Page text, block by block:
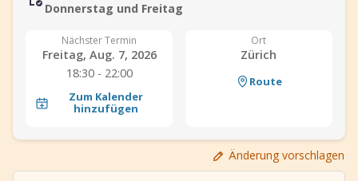
Salsa-Begriffe
Shop
TuneTempo
+
Donnerstag und Freitag
Nächster Termin
Freitag, Aug. 7, 2026
18:30 - 22:00
Zum Kalender
hinzufügen
Ort
Zürich
Route
Änderung vorschlagen